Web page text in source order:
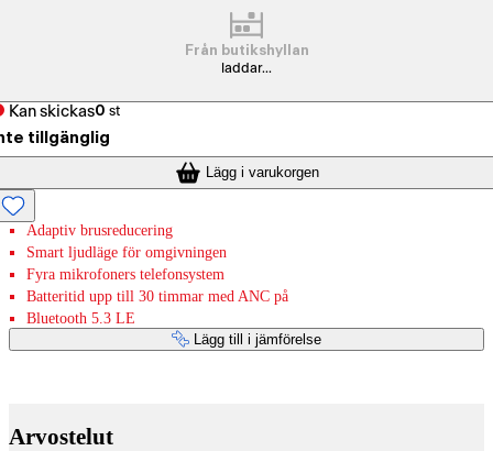
Från butikshyllan
laddar...
Kan skickas0 st
tillgänglig
Lägg i varukorgen
Adaptiv brusreducering
Smart ljudläge för omgivningen
Fyra mikrofoners telefonsystem
Batteritid upp till 30 timmar med ANC på
Bluetooth 5.3 LE
Lägg till i jämförelse
Arvostelut